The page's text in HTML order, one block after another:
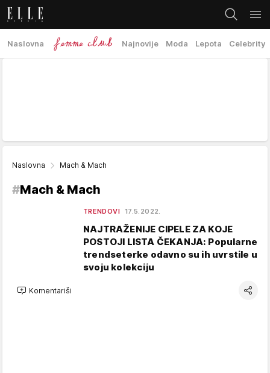
Naslovna Najnovije Moda Lepota Celebrity
Naslovna Mach & Mach
#Mach & Mach
TRENDOVI 17.5.2022.
NAJTRAŽENIJE CIPELE ZA KOJE
POSTOJI LISTA ČEKANJA: Popularne
trendseterke odavno su ih uvrstile u
svoju kolekciju
Komentariši